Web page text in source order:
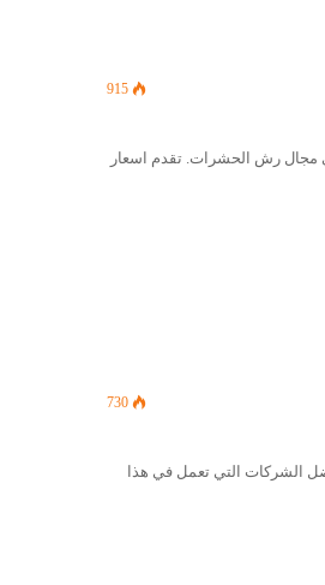
915
مجال رش الحشرات. تقدم اسعار
730
الشركات التي تعمل في هذا